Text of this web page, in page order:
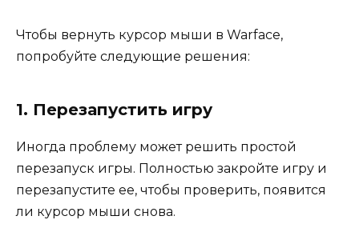
Чтобы вернуть курсор мыши в Warface,
попробуйте следующие решения:
1. Перезапустить игру
Иногда проблему может решить простой
перезапуск игры. Полностью закройте игру и
перезапустите ее, чтобы проверить, появится
ли курсор мыши снова.